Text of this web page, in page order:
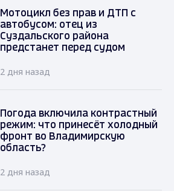
Мотоцикл без прав и ДТП с
автобусом: отец из
Суздальского района
предстанет перед судом
2 дня назад
Погода включила контрастный
режим: что принесёт холодный
фронт во Владимирскую
область?
2 дня назад